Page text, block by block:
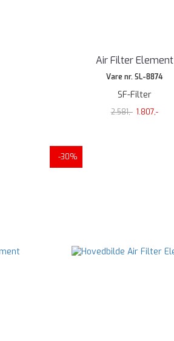
Air Filter Element
Vare nr. SL-8874
SF-Filter
2.581,- 1.807,-
-30%